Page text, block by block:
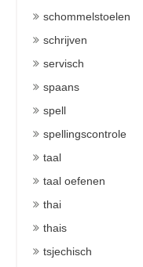
schommelstoelen
schrijven
servisch
spaans
spell
spellingscontrole
taal
taal oefenen
thai
thais
tsjechisch